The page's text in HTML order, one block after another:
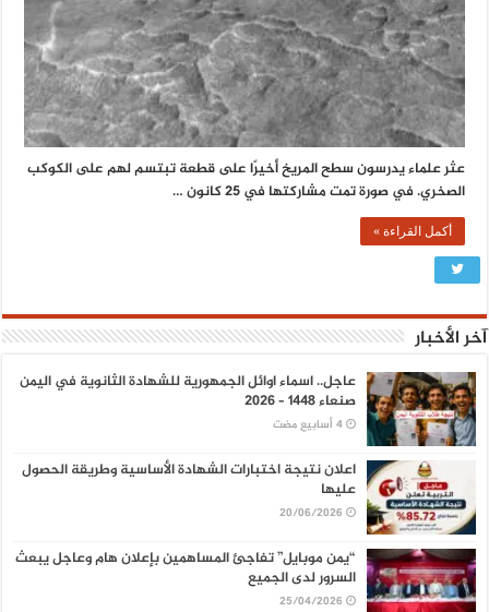
عثر علماء يدرسون سطح المريخ أخيرًا على قطعة تبتسم لهم على الكوكب
الصخري. في صورة تمت مشاركتها في 25 كانون …
أكمل القراءة »
آخر الأخبار
عاجل.. اسماء اوائل الجمهورية للشهادة الثانوية في اليمن
صنعاء 1448 – 2026
اعلان نتيجة اختبارات الشهادة الأساسية وطريقة الحصول
عليها
20/06/2026
“يمن موبايل” تفاجئ المساهمين بإعلان هام وعاجل يبعث
السرور لدى الجميع
25/04/2026